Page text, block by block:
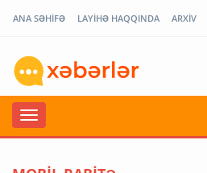
ANA SƏHİFƏ LAYİHƏ HAQQINDA ARXİV